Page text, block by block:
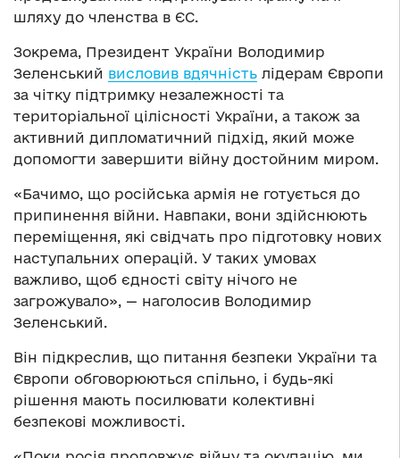
шляху до членства в ЄС.
Зокрема, Президент України Володимир
Зеленський висловив вдячність лідерам Європи
за чітку підтримку незалежності та
територіальної цілісності України, а також за
активний дипломатичний підхід, який може
допомогти завершити війну достойним миром.
«Бачимо, що російська армія не готується до
припинення війни. Навпаки, вони здійснюють
переміщення, які свідчать про підготовку нових
наступальних операцій. У таких умовах
важливо, щоб єдності світу нічого не
загрожувало», — наголосив Володимир
Зеленський.
Він підкреслив, що питання безпеки України та
Європи обговорюються спільно, і будь-які
рішення мають посилювати колективні
безпекові можливості.